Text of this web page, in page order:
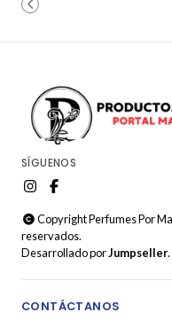
SÍGUENOS
Copyright Perfumes Por
reservados.
Desarrollado porJumpseller.
CONTÁCTANOS